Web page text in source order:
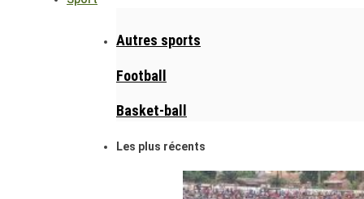
Autres sports
Football
Basket-ball
Les plus récents